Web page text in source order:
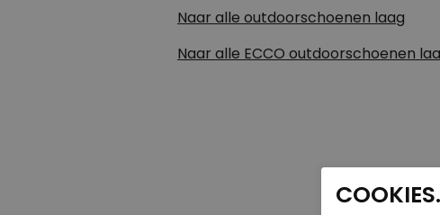
Naar alle outdoorschoenen laag
Naar alle ECCO outdoorschoenen
COOKIES.